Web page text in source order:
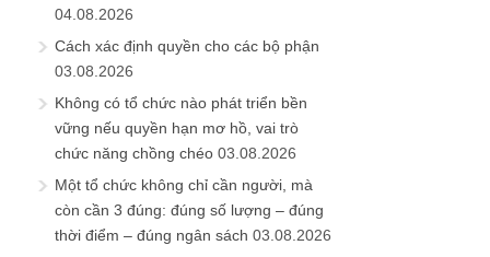
04.08.2026
Cách xác định quyền cho các bộ phận
03.08.2026
Không có tổ chức nào phát triển bền
vững nếu quyền hạn mơ hồ, vai trò
chức năng chồng chéo 03.08.2026
Một tổ chức không chỉ cần người, mà
còn cần 3 đúng: đúng số lượng – đúng
thời điểm – đúng ngân sách 03.08.2026